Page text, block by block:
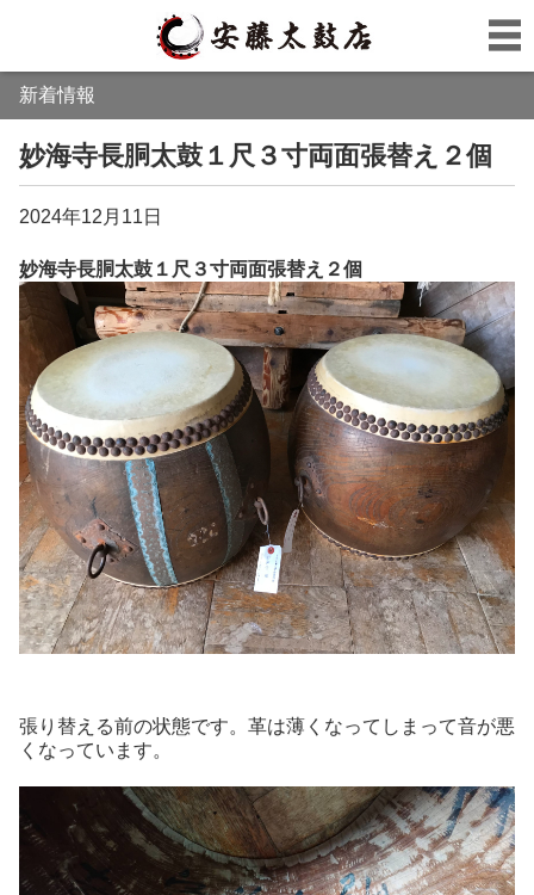
新着情報
妙海寺長胴太鼓１尺３寸両面張替え２個
2024年12月11日
妙海寺長胴太鼓１尺３寸両面張替え２個
張り替える前の状態です。革は薄くなってしまって音が悪
くなっています。